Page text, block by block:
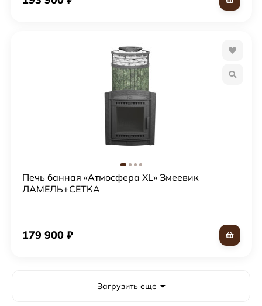
Печь банная «Атмосфера XL» Змеевик
ЛАМЕЛЬ+СЕТКА
179 900 ₽
Загрузить еще